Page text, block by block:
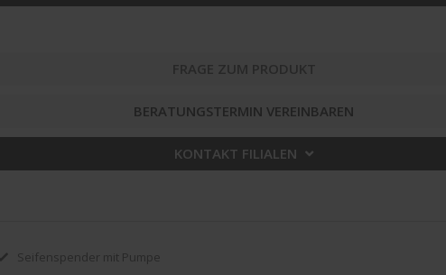
FRAGE ZUM PRODUKT
BERATUNGSTERMIN VEREINBAREN
KONTAKT FILIALEN
Seifenspender mit Pumpe